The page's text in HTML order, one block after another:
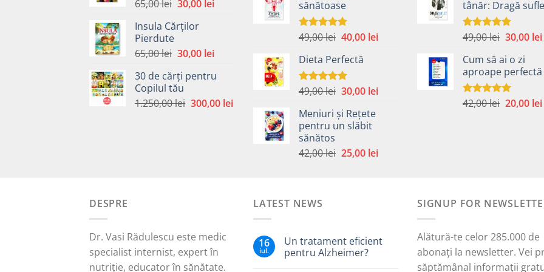
65,00lei Prețul
a
65,00 lei.
30,00 leiPrețul
Insula Cărților
Pierdute
65,00lei Prețul
a
fost:
65,00 lei.
30,00 leiPrețul
este:
30 de cărți pentru
Copilul tău
1.250,00lei Prețul
300,00 leiPrețul
300,00 lei.
fost:
59,00 lei.
sănătoase
Evaluat la
49,00lei Prețul
a
fost:
49,00 lei.
40,00 leiPrețul
Dieta Perfectă
Evaluat la
49,00lei Prețul
a
fost:
30,00 leiPrețul
Meniuri și Rețete
pentru un slăbit
sănătos
42,00lei Prețul
25,00 leiPrețul
fost:
59,00 lei.
tânăr: Dragă
Evaluat la
49,00lei Prețul
a
fost:
49,00 lei.
30,00 lei
Cum să ai o zi
aproape perfectă
Evaluat la
42,00lei Prețul
20,00 lei
DESPRE
Dr. Vasi Rădulescu este medic
specialist internist, expert în
nutriție, educator în sănătate.
LATEST NEWS
16
iul.
Un tratament eficient
pentru Alzheimer?
SIGNUP FOR
Alătură-te celor 285.000 de
abonați la newsletter. Vei
săptămânal informații